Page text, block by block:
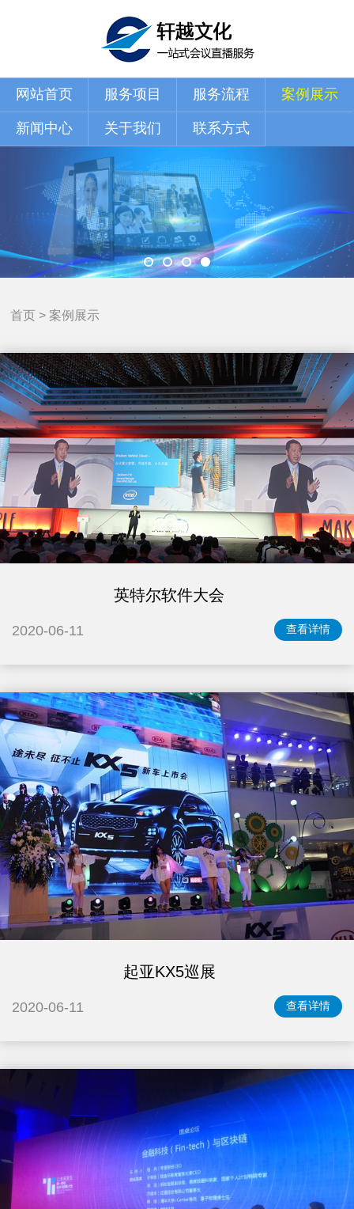
网站首页 服务项目 服务流程 案例展示
新闻中心 关于我们 联系方式
首页 > 案例展示
英特尔软件大会
2020-06-11 查看详情
起亚KX5巡展
2020-06-11 查看详情